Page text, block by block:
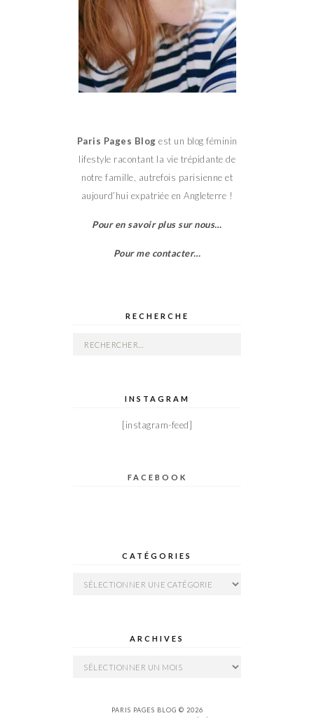
Paris Pages Blog est un blog féminin
lifestyle racontant la vie trépidante de
notre famille, autrefois parisienne et
aujourd’hui expatriée en Angleterre !
Pour en savoir plus sur nous…
Pour me contacter…
RECHERCHE
Rechercher :
INSTAGRAM
[instagram-feed]
FACEBOOK
CATÉGORIES
Catégories
ARCHIVES
Archives
PARIS PAGES BLOG © 2026